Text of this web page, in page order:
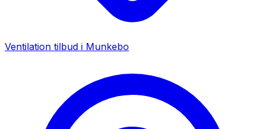
Ventilation tilbud i Munkebo